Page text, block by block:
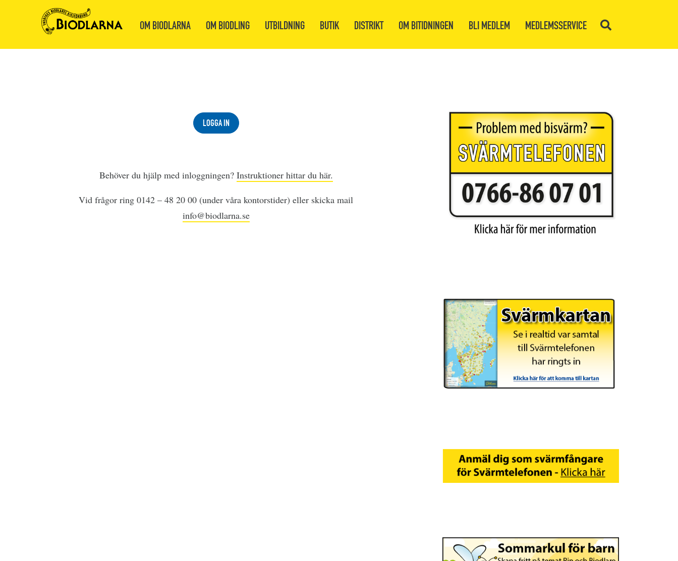
OM BIODLARNA OM BIODLING UTBILDNING BUTIK DISTRIKT OM BITIDNINGEN BLI MEDLEM MEDLEMSSERVICE
LOGGA IN
Behöver du hjälp med inloggningen? Instruktioner hittar du här.
Vid frågor ring 0142 – 48 20 00 (under våra kontorstider) eller skicka mail
info@biodlarna.se